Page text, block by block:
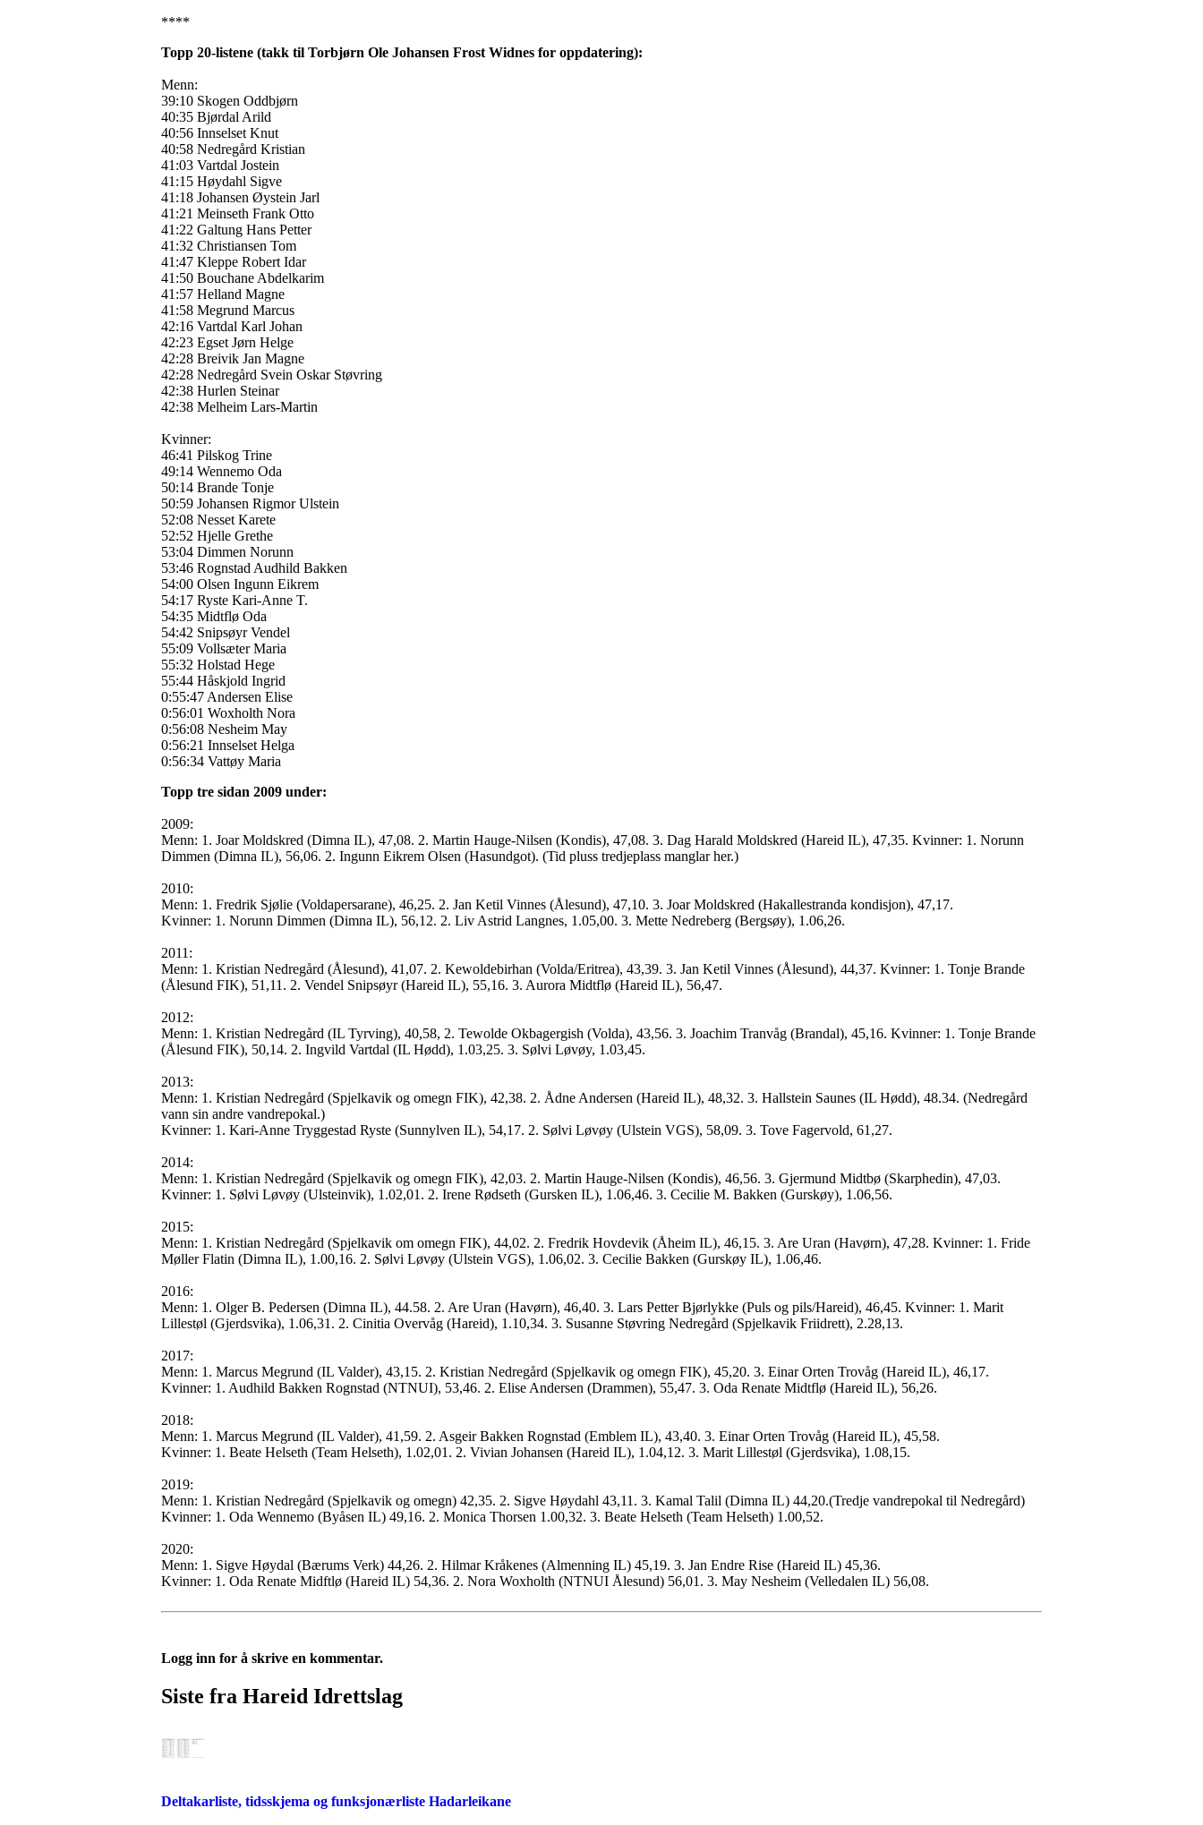
****
Topp 20-listene (takk til Torbjørn Ole Johansen Frost Widnes for oppdatering):
Menn:
39:10 Skogen Oddbjørn
40:35 Bjørdal Arild
40:56 Innselset Knut
40:58 Nedregård Kristian
41:03 Vartdal Jostein
41:15 Høydahl Sigve
41:18 Johansen Øystein Jarl
41:21 Meinseth Frank Otto
41:22 Galtung Hans Petter
41:32 Christiansen Tom
41:47 Kleppe Robert Idar
41:50 Bouchane Abdelkarim
41:57 Helland Magne
41:58 Megrund Marcus
42:16 Vartdal Karl Johan
42:23 Egset Jørn Helge
42:28 Breivik Jan Magne
42:28 Nedregård Svein Oskar Støvring
42:38 Hurlen Steinar
42:38 Melheim Lars-Martin
Kvinner:
46:41 Pilskog Trine
49:14 Wennemo Oda
50:14 Brande Tonje
50:59 Johansen Rigmor Ulstein
52:08 Nesset Karete
52:52 Hjelle Grethe
53:04 Dimmen Norunn
53:46 Rognstad Audhild Bakken
54:00 Olsen Ingunn Eikrem
54:17 Ryste Kari-Anne T.
54:35 Midtflø Oda
54:42 Snipsøyr Vendel
55:09 Vollsæter Maria
55:32 Holstad Hege
55:44 Håskjold Ingrid
0:55:47 Andersen Elise
0:56:01 Woxholth Nora
0:56:08 Nesheim May
0:56:21 Innselset Helga
0:56:34 Vattøy Maria
Topp tre sidan 2009 under:
2009:
Menn: 1. Joar Moldskred (Dimna IL), 47,08. 2. Martin Hauge-Nilsen (Kondis), 47,08. 3. Dag Harald Moldskred (Hareid IL), 47,35. Kvinner: 1. Norunn
Dimmen (Dimna IL), 56,06. 2. Ingunn Eikrem Olsen (Hasundgot). (Tid pluss tredjeplass manglar her.)
2010:
Menn: 1. Fredrik Sjølie (Voldapersarane), 46,25. 2. Jan Ketil Vinnes (Ålesund), 47,10. 3. Joar Moldskred (Hakallestranda kondisjon), 47,17.
Kvinner: 1. Norunn Dimmen (Dimna IL), 56,12. 2. Liv Astrid Langnes, 1.05,00. 3. Mette Nedreberg (Bergsøy), 1.06,26.
2011:
Menn: 1. Kristian Nedregård (Ålesund), 41,07. 2. Kewoldebirhan (Volda/Eritrea), 43,39. 3. Jan Ketil Vinnes (Ålesund), 44,37. Kvinner: 1. Tonje Brande
(Ålesund FIK), 51,11. 2. Vendel Snipsøyr (Hareid IL), 55,16. 3. Aurora Midtflø (Hareid IL), 56,47.
2012:
Menn: 1. Kristian Nedregård (IL Tyrving), 40,58, 2. Tewolde Okbagergish (Volda), 43,56. 3. Joachim Tranvåg (Brandal), 45,16. Kvinner: 1. Tonje Brande
(Ålesund FIK), 50,14. 2. Ingvild Vartdal (IL Hødd), 1.03,25. 3. Sølvi Løvøy, 1.03,45.
2013:
Menn: 1. Kristian Nedregård (Spjelkavik og omegn FIK), 42,38. 2. Ådne Andersen (Hareid IL), 48,32. 3. Hallstein Saunes (IL Hødd), 48.34. (Nedregård
vann sin andre vandrepokal.)
Kvinner: 1. Kari-Anne Tryggestad Ryste (Sunnylven IL), 54,17. 2. Sølvi Løvøy (Ulstein VGS), 58,09. 3. Tove Fagervold, 61,27.
2014:
Menn: 1. Kristian Nedregård (Spjelkavik og omegn FIK), 42,03. 2. Martin Hauge-Nilsen (Kondis), 46,56. 3. Gjermund Midtbø (Skarphedin), 47,03.
Kvinner: 1. Sølvi Løvøy (Ulsteinvik), 1.02,01. 2. Irene Rødseth (Gursken IL), 1.06,46. 3. Cecilie M. Bakken (Gurskøy), 1.06,56.
2015:
Menn: 1. Kristian Nedregård (Spjelkavik om omegn FIK), 44,02. 2. Fredrik Hovdevik (Åheim IL), 46,15. 3. Are Uran (Havørn), 47,28. Kvinner: 1. Fride
Møller Flatin (Dimna IL), 1.00,16. 2. Sølvi Løvøy (Ulstein VGS), 1.06,02. 3. Cecilie Bakken (Gurskøy IL), 1.06,46.
2016:
Menn: 1. Olger B. Pedersen (Dimna IL), 44.58. 2. Are Uran (Havørn), 46,40. 3. Lars Petter Bjørlykke (Puls og pils/Hareid), 46,45. Kvinner: 1. Marit
Lillestøl (Gjerdsvika), 1.06,31. 2. Cinitia Overvåg (Hareid), 1.10,34. 3. Susanne Støvring Nedregård (Spjelkavik Friidrett), 2.28,13.
2017:
Menn: 1. Marcus Megrund (IL Valder), 43,15. 2. Kristian Nedregård (Spjelkavik og omegn FIK), 45,20. 3. Einar Orten Trovåg (Hareid IL), 46,17.
Kvinner: 1. Audhild Bakken Rognstad (NTNUI), 53,46. 2. Elise Andersen (Drammen), 55,47. 3. Oda Renate Midtflø (Hareid IL), 56,26.
2018:
Menn: 1. Marcus Megrund (IL Valder), 41,59. 2. Asgeir Bakken Rognstad (Emblem IL), 43,40. 3. Einar Orten Trovåg (Hareid IL), 45,58.
Kvinner: 1. Beate Helseth (Team Helseth), 1.02,01. 2. Vivian Johansen (Hareid IL), 1.04,12. 3. Marit Lillestøl (Gjerdsvika), 1.08,15.
2019:
Menn: 1. Kristian Nedregård (Spjelkavik og omegn) 42,35. 2. Sigve Høydahl 43,11. 3. Kamal Talil (Dimna IL) 44,20.(Tredje vandrepokal til Nedregård)
Kvinner: 1. Oda Wennemo (Byåsen IL) 49,16. 2. Monica Thorsen 1.00,32. 3. Beate Helseth (Team Helseth) 1.00,52.
2020:
Menn: 1. Sigve Høydal (Bærums Verk) 44,26. 2. Hilmar Kråkenes (Almenning IL) 45,19. 3. Jan Endre Rise (Hareid IL) 45,36.
Kvinner: 1. Oda Renate Midftlø (Hareid IL) 54,36. 2. Nora Woxholth (NTNUI Ålesund) 56,01. 3. May Nesheim (Velledalen IL) 56,08.
Logg inn for å skrive en kommentar.
Siste fra Hareid Idrettslag
Deltakarliste, tidsskjema og funksjonærliste Hadarleikane